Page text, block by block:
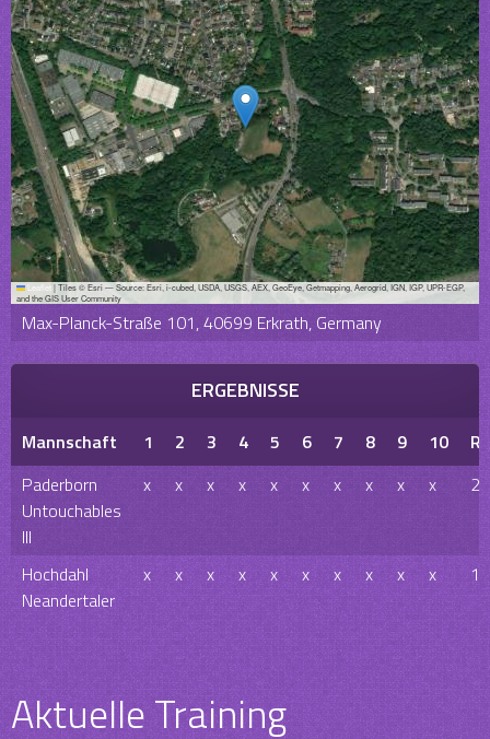
Leaflet |Tiles © Esri — Source: Esri, i-cubed, USDA, USGS, AEX, GeoEye, Getmapping, Aerogrid, IGN, IGP, UPR-EGP,
and the GIS User Community
Max-Planck-Straße 101, 40699 Erkrath, Germany
ERGEBNISSE
Mannschaft 1 2 3 4 5 6 7 8 9 10
R
Paderborn
Untouchables
III
x x x x x x x x x x 20
Hochdahl
Neandertaler
x x x x x x x x x x 12
Aktuelle Training